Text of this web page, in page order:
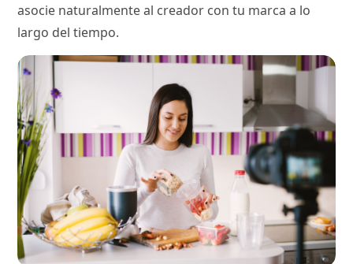
asocie naturalmente al creador con tu marca a lo
largo del tiempo.